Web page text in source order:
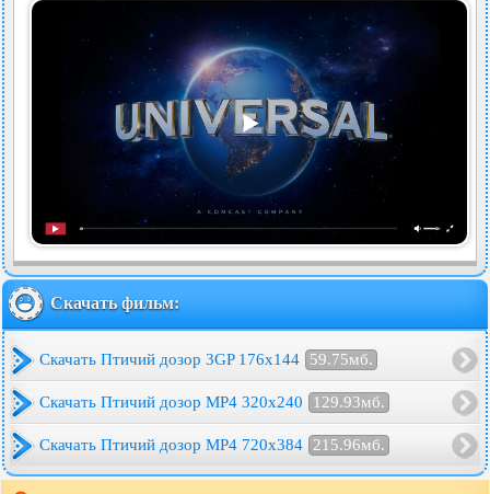
Скачать фильм:
Скачать Птичий дозор 3GP 176x144 59.75мб.
Скачать Птичий дозор MP4 320x240 129.93мб.
Скачать Птичий дозор MP4 720x384 215.96мб.